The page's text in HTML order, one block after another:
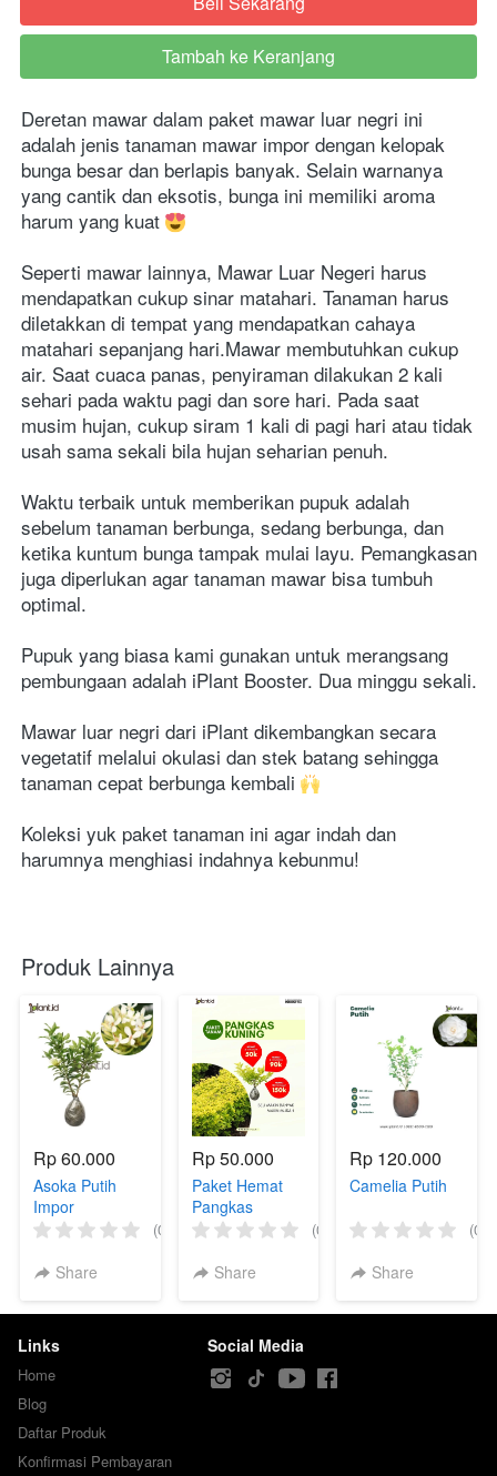
`
Tambah ke Keranjang
Deretan mawar dalam paket mawar luar negri ini
adalah jenis tanaman mawar impor dengan kelopak
bunga besar dan berlapis banyak. Selain warnanya
yang cantik dan eksotis, bunga ini memiliki aroma
harum yang kuat
Seperti mawar lainnya, Mawar Luar Negeri harus
mendapatkan cukup sinar matahari. Tanaman harus
diletakkan di tempat yang mendapatkan cahaya
matahari sepanjang hari.Mawar membutuhkan cukup
air. Saat cuaca panas, penyiraman dilakukan 2 kali
sehari pada waktu pagi dan sore hari. Pada saat
musim hujan, cukup siram 1 kali di pagi hari atau tidak
usah sama sekali bila hujan seharian penuh.
Waktu terbaik untuk memberikan pupuk adalah
sebelum tanaman berbunga, sedang berbunga, dan
ketika kuntum bunga tampak mulai layu. Pemangkasan
juga diperlukan agar tanaman mawar bisa tumbuh
optimal.
Pupuk yang biasa kami gunakan untuk merangsang
pembungaan adalah iPlant Booster. Dua minggu sekali.
Mawar luar negri dari iPlant dikembangkan secara
vegetatif melalui okulasi dan stek batang sehingga
tanaman cepat berbunga kembali
Koleksi yuk paket tanaman ini agar indah dan
harumnya menghiasi indahnya kebunmu!
Produk Lainnya
Rp 60.000
Asoka Putih
Impor
(0)
Share
Rp 50.000
Paket Hemat
Pangkas
Kuning
(0)
Share
Rp 120.000
Camelia Putih
(0)
Share
Links
Home
Blog
Daftar Produk
Konfirmasi Pembayaran
Social Media